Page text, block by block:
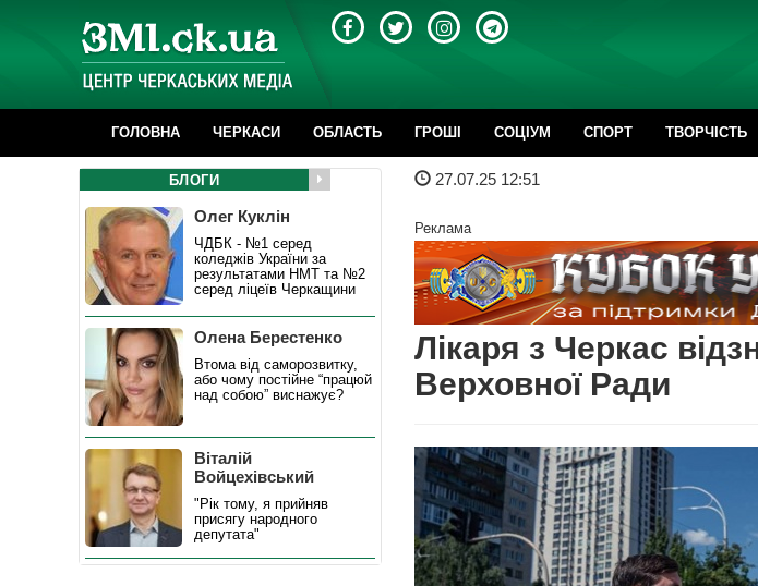
ГОЛОВНА ЧЕРКАСИ ОБЛАСТЬ ГРОШІ CОЦІУМ СПОРТ ТВОРЧІСТЬ
27.07.25 12:51
Реклама
Лікаря з Черкас
Верховної Ради
БЛОГИ
Олег Куклін
ЧДБК - №1 серед
коледжів України за
результатами НМТ та №2
серед ліцеїв Черкащини
Олена Берестенко
Втома від саморозвитку,
або чому постійне “працюй
над собою” виснажує?
Віталій
Войцехівський
"Рік тому, я прийняв
присягу народного
депутата"